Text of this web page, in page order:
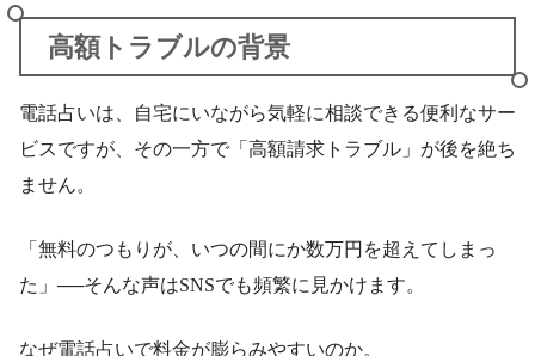
高額トラブルの背景
電話占いは、自宅にいながら気軽に相談できる便利なサー
ビスですが、その一方で「高額請求トラブル」が後を絶ち
ません。
「無料のつもりが、いつの間にか数万円を超えてしまっ
た」──そんな声はSNSでも頻繁に見かけます。
なぜ電話占いで料金が膨らみやすいのか。